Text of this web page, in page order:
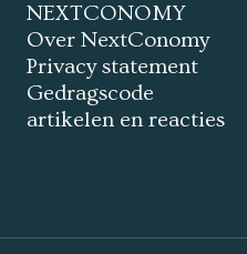
NEXTCONOMY
Over NextConomy
Privacy statement
Gedragscode
artikelen en reacties